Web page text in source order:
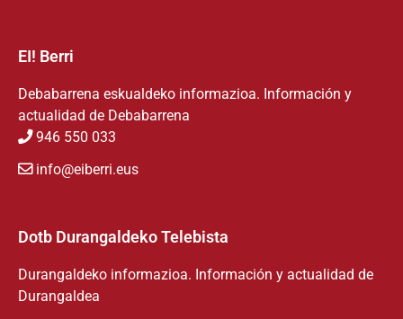
EI! Berri
Debabarrena eskualdeko informazioa. Información y
actualidad de Debabarrena
946 550 033
info@eiberri.eus
Dotb Durangaldeko Telebista
Durangaldeko informazioa. Información y actualidad de
Durangaldea